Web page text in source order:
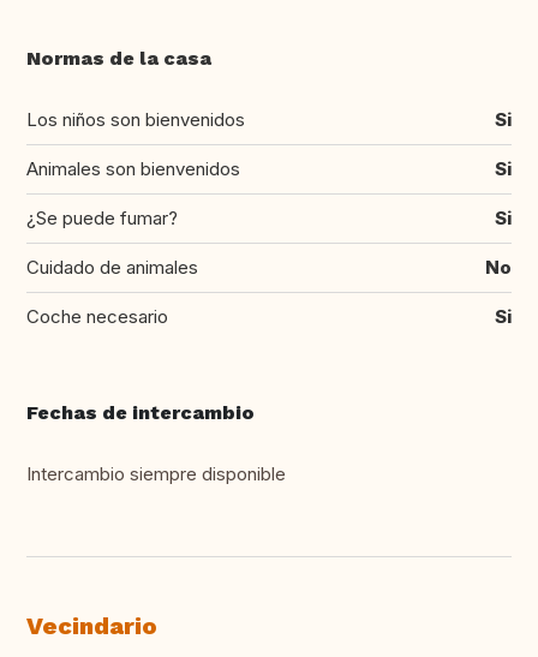
Normas de la casa
Los niños son bienvenidos Si
Animales son bienvenidos Si
¿Se puede fumar? Si
Cuidado de animales No
Coche necesario Si
Fechas de intercambio
Intercambio siempre disponible
Vecindario